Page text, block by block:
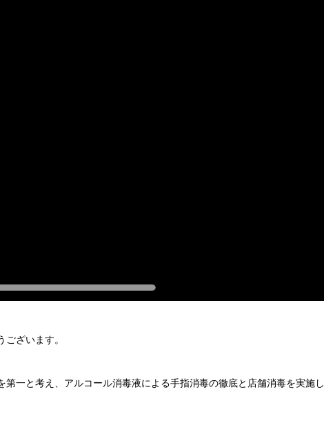
ございます。
第一と考え、アルコール消毒液による手指消毒の徹底と店舗消毒を実施し